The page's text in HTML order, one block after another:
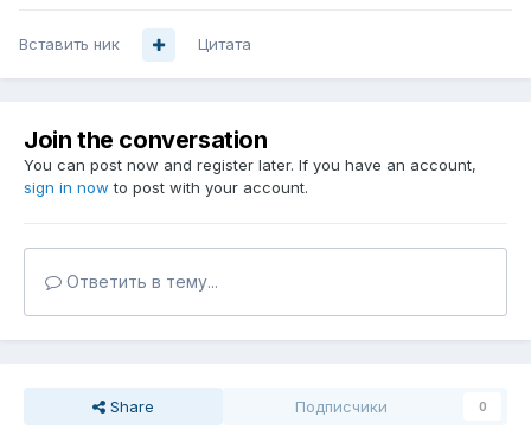
Вставить ник Цитата
Join the conversation
You can post now and register later. If you have an account,
sign in now to post with your account.
Ответить в тему...
Share Подписчики 0